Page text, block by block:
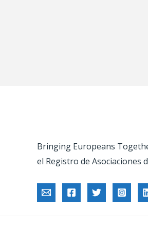
Bringing Europeans
el Registro de Asociaciones